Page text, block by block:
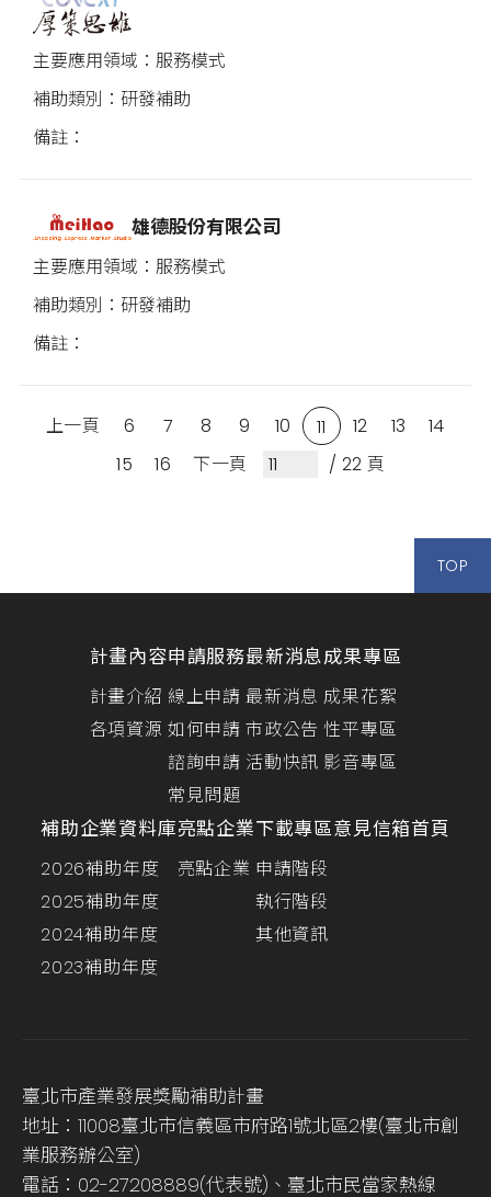
服務模式
研發補助
雄德股份有限公司
服務模式
研發補助
上一頁 6 7 8 9 10 11 12 13
14
15
16 下一頁 / 22 頁
TOP
計畫內容
計畫介紹
各項資源
申請服務
線上申請
如何申請
諮詢申請
常見問題
最新消息
最新消息
市政公告
活動快訊
成果專區
成果花絮
性平專區
影音專區
補助企業資料庫
2026補助年度
2025補助年度
2024補助年度
2023補助年度
亮點企業
亮點企業
下載專區
申請階段
執行階段
其他資訊
意見信箱首頁
臺北市產業發展獎勵補助計畫
地址：11008臺北市信義區市府路1號北區2樓(臺北市創
業服務辦公室)
電話：02-27208889(代表號)、臺北市民當家熱線